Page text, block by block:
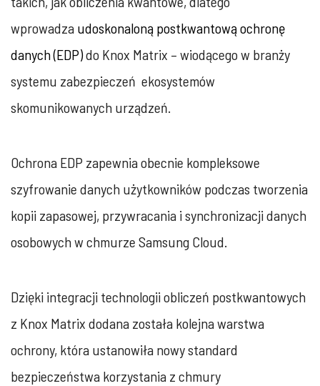
wprowadza udoskonaloną postkwantową ochronę
danych (EDP)do Knox Matrix – wiodącego w branży
systemu zabezpieczeń ekosystemów
skomunikowanych urządzeń.
Ochrona EDP zapewnia obecnie kompleksowe
szyfrowanie danych użytkowników podczas tworzenia
kopii zapasowej, przywracania i synchronizacji danych
osobowych w chmurze Samsung Cloud.
Dzięki integracji technologii obliczeń postkwantowych
z Knox Matrix dodana została kolejna warstwa
ochrony, która ustanowiła nowy standard
bezpieczeństwa korzystania z chmury